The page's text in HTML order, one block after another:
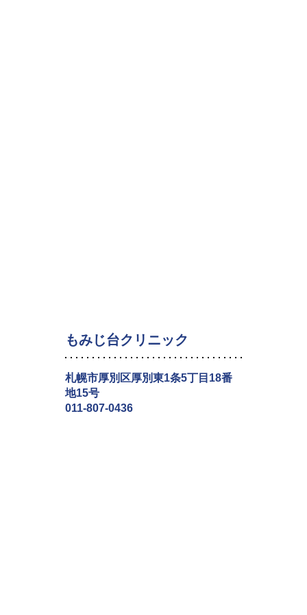
もみじ台クリニック
札幌市厚別区厚別東1条5丁目18番
地15号
011-807-0436